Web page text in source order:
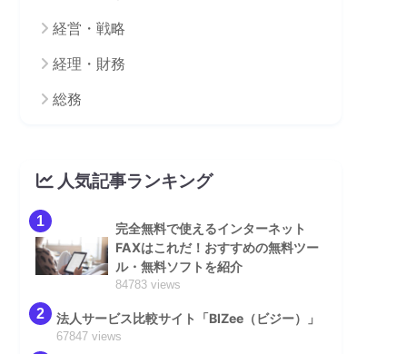
経営・戦略
経理・財務
総務
人気記事ランキング
1
完全無料で使えるインターネット
FAXはこれだ！おすすめの無料ツー
ル・無料ソフトを紹介
84783 views
2 法人サービス比較サイト「BIZee（ビジー）」
67847 views